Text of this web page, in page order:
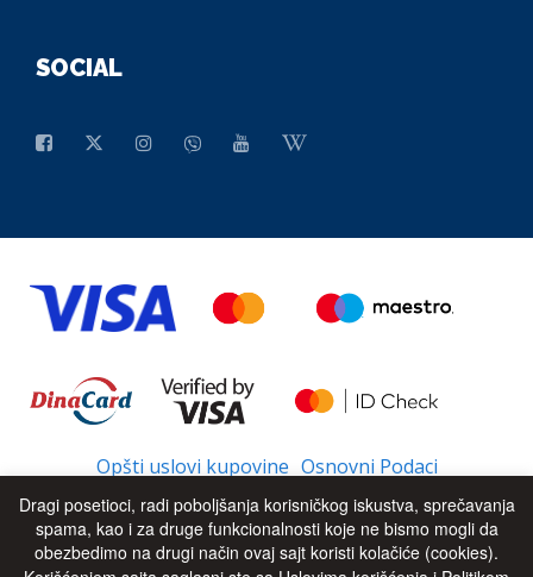
SOCIAL
Opšti uslovi kupovine Osnovni Podaci
© 2026 - All Rights Reserved UP
Dragi posetioci, radi poboljšanja korisničkog iskustva, sprečavanja
spama, kao i za druge funkcionalnosti koje ne bismo mogli da
obezbedimo na drugi način ovaj sajt koristi kolačiće (cookies).